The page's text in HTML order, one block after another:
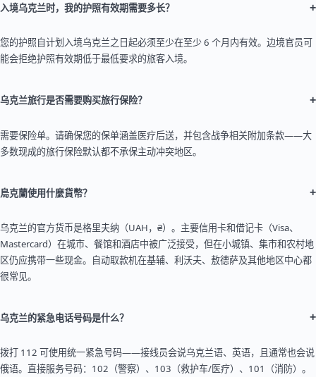
入境乌克兰时，我的护照有效期需要多长？ +
您的护照自计划入境乌克兰之日起必须至少在至少 6 个月内有效。边境官员可
能会拒绝护照有效期低于最低要求的旅客入境。
乌克兰旅行是否需要购买旅行保险？ +
需要保险单。请确保您的保单涵盖医疗后送，并包含战争相关附加条款——大
多数现成的旅行保险默认都不承保主动冲突地区。
烏克蘭使用什麼貨幣？ +
乌克兰的官方货币是格里夫纳（UAH，₴）。主要信用卡和借记卡（Visa、
Mastercard）在城市、餐馆和酒店中被广泛接受，但在小城镇、集市和农村地
区仍应携带一些现金。自动取款机在基辅、利沃夫、敖德萨及其他地区中心都
很常见。
乌克兰的紧急电话号码是什么？ +
拨打 112 可使用统一紧急号码——接线员会说乌克兰语、英语，且通常也会说
俄语。直接服务号码：102（警察）、103（救护车/医疗）、101（消防）。